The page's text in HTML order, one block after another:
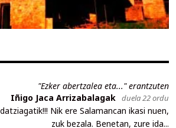
"Ezker abertzalea eta..." erantzuten
Iñigo Jaca Arrizabalagak duela 22 ordu
Nik ere Salamancan ikasi nuen,
zuk bezala. Benetan, zure ida...